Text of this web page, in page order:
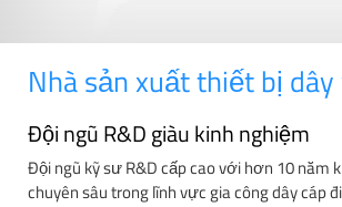
Nhà sản xuất thiết bị dây
Đội ngũ R&D giàu kinh nghiệm
Đội ngũ kỹ sư R&D cấp cao với hơn 10 năm
chuyên sâu trong lĩnh vực gia công dây cáp